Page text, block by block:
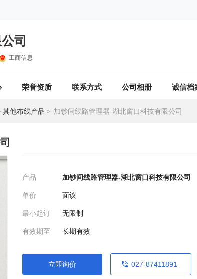
司
工商信息
荣誉资质 联系方式 公司相册 诚信档
其他布线产品 > 加钞间线路管理器-湖北窗口科技有限公司
产品 加钞间线路管理器-湖北窗口科技有限公司
单价 面议
最小起订 无限制
有效期至 长期有效
立即询价 027-87411891